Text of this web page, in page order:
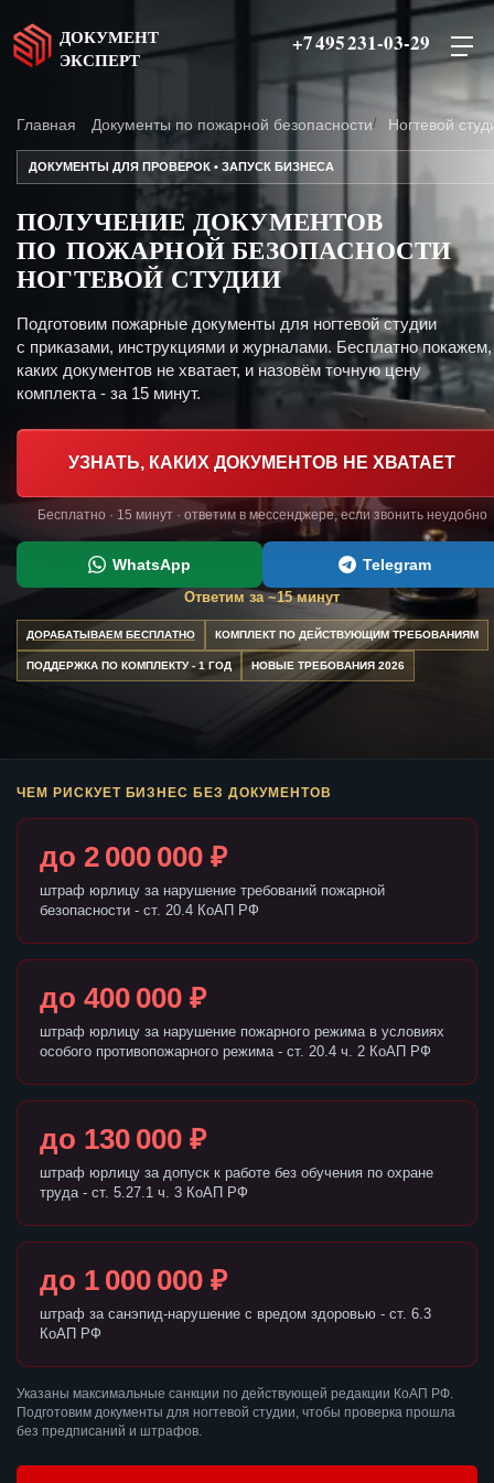
ДОКУМЕНТ
ЭКСПЕРТ
+7 495 231-03-29
Главная Документы по пожарной безопасности Ногтевой
ДОКУМЕНТЫ ДЛЯ ПРОВЕРОК • ЗАПУСК БИЗНЕСА
ПОЛУЧЕНИЕ ДОКУМЕНТОВ
ПО ПОЖАРНОЙ БЕЗОПАСНОСТИ
НОГТЕВОЙ СТУДИИ
Подготовим пожарные документы для ногтевой студии
с приказами, инструкциями и журналами. Бесплатно покажем,
каких документов не хватает, и назовём точную цену
комплекта - за 15 минут.
УЗНАТЬ, КАКИХ ДОКУМЕНТОВ НЕ ХВАТАЕТ
Бесплатно · 15 минут · ответим в мессенджере, если звонить неудобно
WhatsApp Telegram
Ответим за ~15 минут
ДОРАБАТЫВАЕМ БЕСПЛАТНО КОМПЛЕКТ ПО ДЕЙСТВУЮЩИМ ТРЕБОВАНИЯМ
ПОДДЕРЖКА ПО КОМПЛЕКТУ - 1 ГОД НОВЫЕ ТРЕБОВАНИЯ 2026
ЧЕМ РИСКУЕТ БИЗНЕС БЕЗ ДОКУМЕНТОВ
до 2 000 000 ₽
штраф юрлицу за нарушение требований пожарной
безопасности - ст. 20.4 КоАП РФ
до 400 000 ₽
штраф юрлицу за нарушение пожарного режима в условиях
особого противопожарного режима - ст. 20.4 ч. 2 КоАП РФ
до 130 000 ₽
штраф юрлицу за допуск к работе без обучения по охране
труда - ст. 5.27.1 ч. 3 КоАП РФ
до 1 000 000 ₽
штраф за санэпид-нарушение с вредом здоровью - ст. 6.3
КоАП РФ
Указаны максимальные санкции по действующей редакции КоАП РФ.
Подготовим документы для ногтевой студии, чтобы проверка прошла
без предписаний и штрафов.